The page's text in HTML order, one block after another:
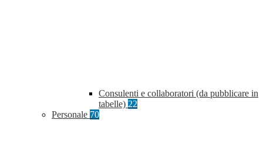
Consulenti e collaboratori (da pubblicare in
tabelle) 22
Personale 70